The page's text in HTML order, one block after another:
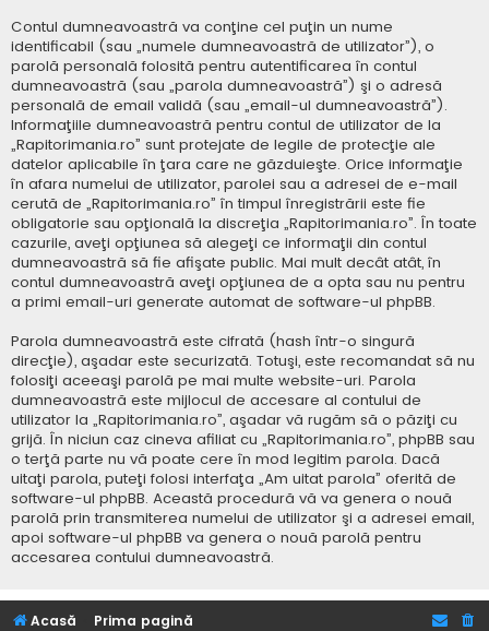
Contul dumneavoastră va conţine cel puţin un nume
identificabil (sau „numele dumneavoastră de utilizator”), o
parolă personală folosită pentru autentificarea în contul
dumneavoastră (sau „parola dumneavoastră”) şi o adresă
personală de email validă (sau „email-ul dumneavoastră”).
Informaţiile dumneavoastră pentru contul de utilizator de la
„Rapitorimania.ro” sunt protejate de legile de protecţie ale
datelor aplicabile în ţara care ne găzduieşte. Orice informaţie
în afara numelui de utilizator, parolei sau a adresei de e-mail
cerută de „Rapitorimania.ro” în timpul înregistrării este fie
obligatorie sau opţională la discreţia „Rapitorimania.ro”. În toate
cazurile, aveţi opţiunea să alegeţi ce informaţii din contul
dumneavoastră să fie afişate public. Mai mult decât atât, în
contul dumneavoastră aveţi opţiunea de a opta sau nu pentru
a primi email-uri generate automat de software-ul phpBB.
Parola dumneavoastră este cifrată (hash într-o singură
direcţie), aşadar este securizată. Totuşi, este recomandat să nu
folosiţi aceeaşi parolă pe mai multe website-uri. Parola
dumneavoastră este mijlocul de accesare al contului de
utilizator la „Rapitorimania.ro”, aşadar vă rugăm să o păziţi cu
grijă. În niciun caz cineva afiliat cu „Rapitorimania.ro”, phpBB sau
o terţă parte nu vă poate cere în mod legitim parola. Dacă
uitaţi parola, puteţi folosi interfaţa „Am uitat parola” oferită de
software-ul phpBB. Această procedură vă va genera o nouă
parolă prin transmiterea numelui de utilizator şi a adresei email,
apoi software-ul phpBB va genera o nouă parolă pentru
accesarea contului dumneavoastră.
Acasă Prima pagină